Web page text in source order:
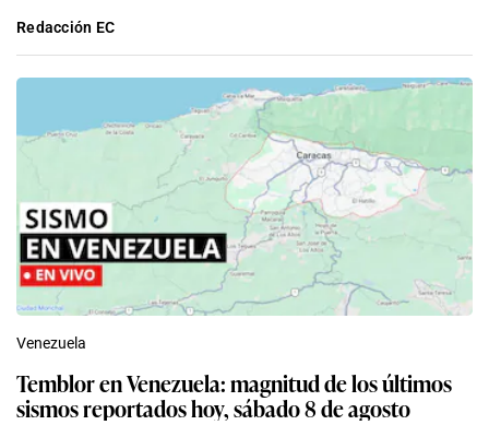
Redacción EC
Venezuela
Temblor en Venezuela: magnitud de los últimos
sismos reportados hoy, sábado 8 de agosto